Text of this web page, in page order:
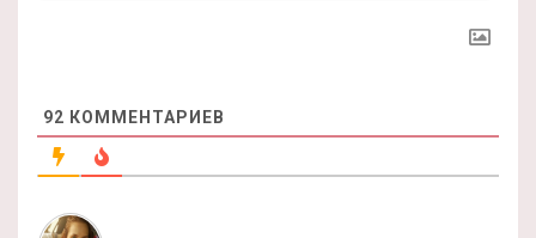
92 КОММЕНТАРИЕВ